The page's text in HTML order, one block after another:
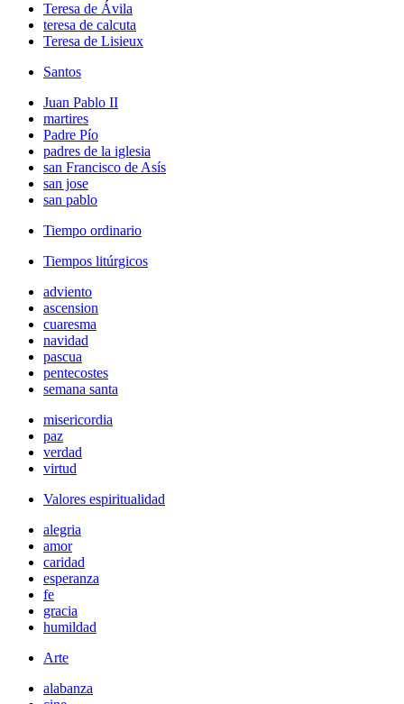
Teresa de Ávila
teresa de calcuta
Teresa de Lisieux
Santos
Juan Pablo II
martires
Padre Pío
padres de la iglesia
san Francisco de Asís
san jose
san pablo
Tiempo ordinario
Tiempos litúrgicos
adviento
ascension
cuaresma
navidad
pascua
pentecostes
semana santa
misericordia
paz
verdad
virtud
Valores espiritualidad
alegria
amor
caridad
esperanza
fe
gracia
humildad
Arte
alabanza